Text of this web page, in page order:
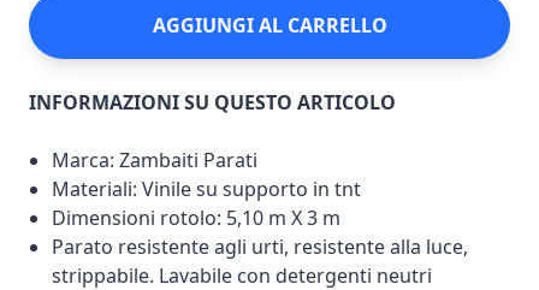
AGGIUNGI AL CARRELLO
INFORMAZIONI SU QUESTO ARTICOLO
Marca: Zambaiti Parati
Materiali: Vinile su supporto in tnt
Dimensioni rotolo: 5,10 m X 3 m
Parato resistente agli urti, resistente alla luce,
strippabile. Lavabile con detergenti neutri